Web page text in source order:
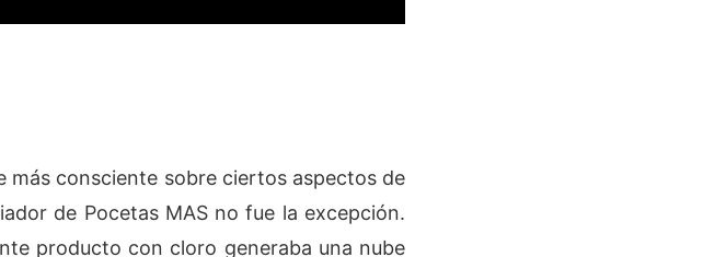
más consciente sobre ciertos aspectos de
de Pocetas MAS no fue la excepción.
producto con cloro generaba una nube